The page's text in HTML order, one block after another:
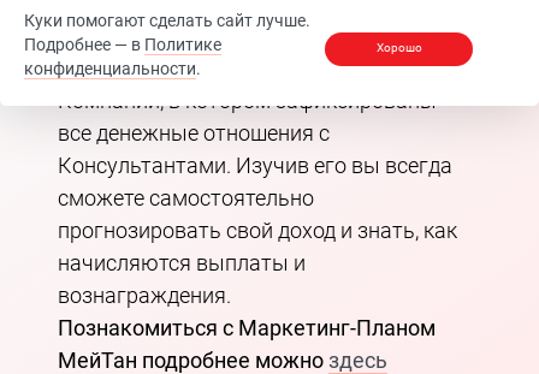
Примечание: Маркетинг-План – это
главный финансовый документ
Компании, в котором зафиксированы
все денежные отношения с
Консультантами. Изучив его вы всегда
сможете самостоятельно
прогнозировать свой доход и знать, как
начисляются выплаты и
вознаграждения.
Познакомиться с Маркетинг-Планом
МейТан подробнее можноздесь
Куки помогают сделать сайт лучше.
Подробнее — в Политике
конфиденциальности.
Хорошо